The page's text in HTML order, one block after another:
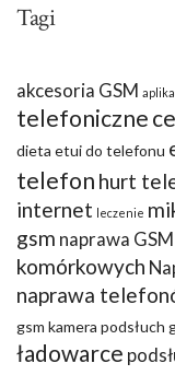
Tagi
akcesoria GSM
telefoniczne
dieta etui do telefonu
telefon hurt
internet leczenie
gsm naprawa GSM
komórkowych
naprawa
gsm kamera podsłuch
ładowarce